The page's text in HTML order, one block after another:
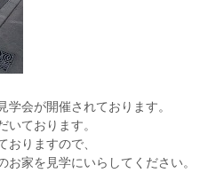
会が開催されております。
いております。
おりますので、
家を見学にいらしてください。